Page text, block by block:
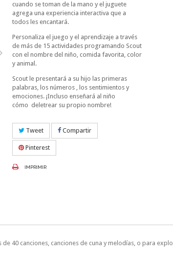
cuando se toman de la mano y el juguete
agrega una experiencia interactiva que a
todos les encantará.
Personaliza el juego y el aprendizaje a través
de más de 15 actividades programando Scout
con el nombre del niño, comida favorita, color
y animal.
Scout le presentará a su hijo las primeras
palabras, los números , los sentimientos y
emociones. ¡Incluso enseñará al niño
cómo deletrear su propio nombre!
Tweet Compartir
Pinterest
IMPRIMIR
40 canciones, canciones de cuna y melodías, o para